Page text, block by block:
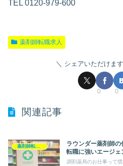
TEL 0120-979-600
薬剤師転職求人
シェアいただけま
0 0
関連記事
薬剤師転職求人
ラウンダー薬剤師の
転職に強いエージ
調剤薬局のお仕事って